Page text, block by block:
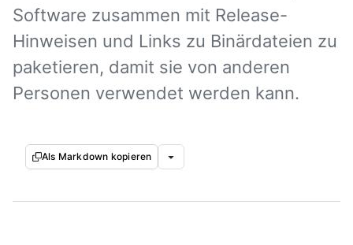
Software zusammen mit Release-
Hinweisen und Links zu Binärdateien zu
paketieren, damit sie von anderen
Personen verwendet werden kann.
Als Markdown kopieren